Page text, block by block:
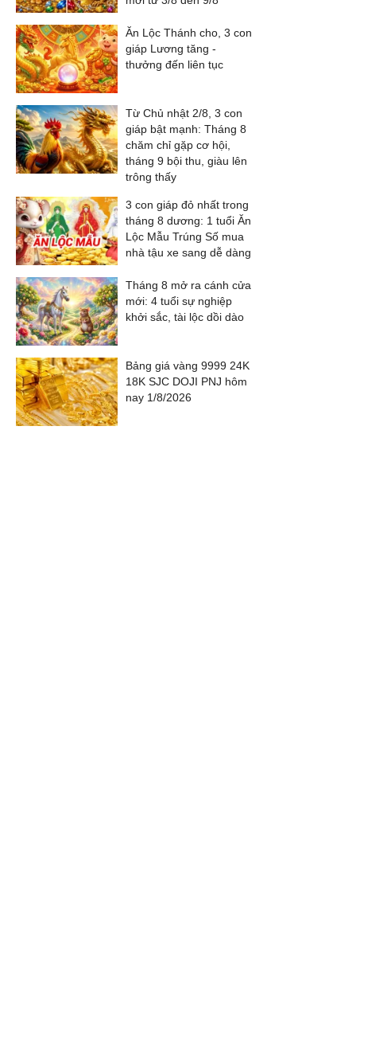
Ăn Lộc Thánh cho, 3 con
giáp Lương tăng -
thưởng đến liên tục
Từ Chủ nhật 2/8, 3 con
giáp bật mạnh: Tháng 8
chăm chỉ gặp cơ hội,
tháng 9 bội thu, giàu lên
trông thấy
3 con giáp đỏ nhất trong
tháng 8 dương: 1 tuổi Ăn
Lộc Mẫu Trúng Số mua
nhà tậu xe sang dễ dàng
Tháng 8 mở ra cánh cửa
mới: 4 tuổi sự nghiệp
khởi sắc, tài lộc dồi dào
Bảng giá vàng 9999 24K
18K SJC DOJI PNJ hôm
nay 1/8/2026